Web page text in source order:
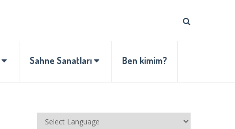
Sahne Sanatları Ben kimim?